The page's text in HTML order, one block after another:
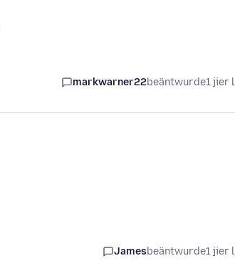
markwarner22beäntwurde1 jier
Jamesbeäntwurde1 jier